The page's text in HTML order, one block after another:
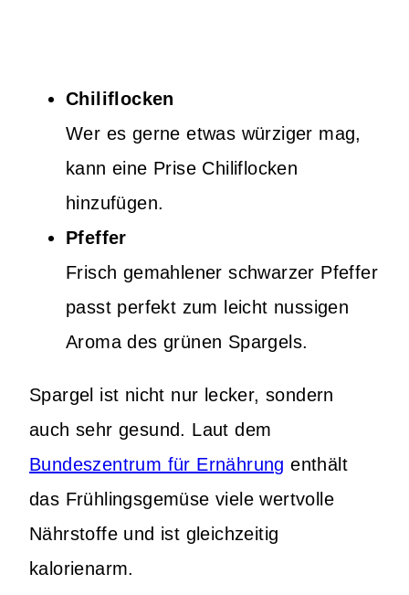
Chiliflocken
Wer es gerne etwas würziger mag,
kann eine Prise Chiliflocken
hinzufügen.
Pfeffer
Frisch gemahlener schwarzer Pfeffer
passt perfekt zum leicht nussigen
Aroma des grünen Spargels.
Spargel ist nicht nur lecker, sondern
auch sehr gesund. Laut dem
Bundeszentrum für Ernährung enthält
das Frühlingsgemüse viele wertvolle
Nährstoffe und ist gleichzeitig
kalorienarm.